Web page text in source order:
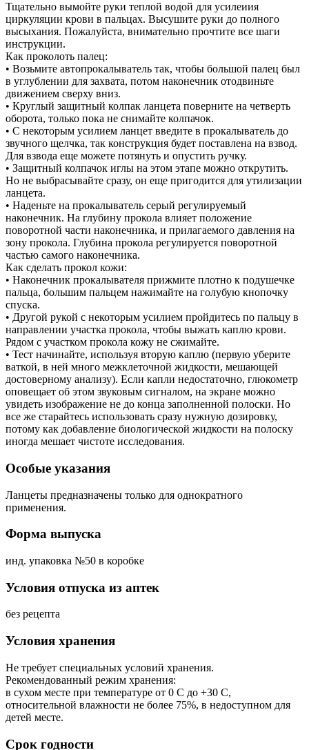
Тщательно вымойте руки теплой водой для усилеиия
циркуляции крови в пальцах. Высушите руки до полного
высыхания. Пожалуйста, внимательно прочтите все шаги
инструкции.
Как проколоть палец:
• Возьмите автопрокалыватель так, чтобы большой палец был
в углублении для захвата, потом наконечник отодвиньте
движением сверху вниз.
• Круглый защитный колпак ланцета поверните на четверть
оборота, только пока не снимайте колпачок.
• С некоторым усилием ланцет введите в прокалыватель до
звучного щелчка, так конструкция будет поставлена на взвод.
Для взвода еще можете потянуть и опустить ручку.
• Защитный колпачок иглы на этом этапе можно открутить.
Но не выбрасывайте сразу, он еще пригодится для утилизации
ланцета.
• Наденьте на прокалыватель серый регулируемый
наконечник. На глубину прокола влияет положение
поворотной части наконечника, и прилагаемого давления на
зону прокола. Глубина прокола регулируется поворотной
частью самого наконечника.
Как сделать прокол кожи:
• Наконечник прокалывателя прижмите плотно к подушечке
пальца, большим пальцем нажимайте на голубую кнопочку
спуска.
• Другой рукой с некоторым усилием пройдитесь по пальцу в
направлении участка прокола, чтобы выжать каплю крови.
Рядом с участком прокола кожу не сжимайте.
• Тест начинайте, используя вторую каплю (первую уберите
ваткой, в ней много межклеточной жидкости, мешающей
достоверному анализу). Если капли недостаточно, глюкометр
оповещает об этом звуковым сигналом, на экране можно
увидеть изображение не до конца заполненной полоски. Но
все же старайтесь использовать сразу нужную дозировку,
потому как добавление биологической жидкости на полоску
иногда мешает чистоте исследования.
Особые указания
Ланцеты предназначены только для однократного
применения.
Форма выпуска
инд. упаковка №50 в коробке
Условия отпуска из аптек
без рецепта
Условия хранения
Не требует специальных условий хранения.
Рекомендованный режим хранения:
в сухом месте при температуре от 0 С до +30 С,
относительной влажности не более 75%, в недоступном для
детей месте.
Срок годности